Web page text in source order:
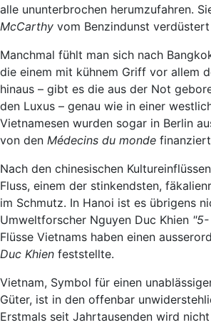
alle ununterbrochen herumzufahren.
McCarthy vom Benzindunst
Manchmal fühlt man sich nach
die einem mit kühnem Griff vor allem
hinaus – gibt es die aus der Not
den Luxus – genau wie in einer
Vietnamesen wurden sogar in Berlin
von den Médecins du monde
Nach den chinesischen
Fluss, einem der stinkendsten,
im Schmutz. In Hanoi ist es übrigens
Umweltforscher Nguyen Duc Khien "5-
Flüsse Vietnams haben einen
Duc Khien feststellte.
Vietnam, Symbol für einen
Güter, ist in den offenbar
Erstmals seit Jahrtausenden wird